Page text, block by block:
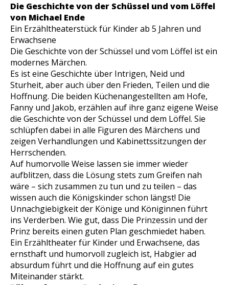
Die Geschichte von der Schüssel und vom Löffel
von Michael Ende
Ein Erzähltheaterstück für Kinder ab 5 Jahren und
Erwachsene
Die Geschichte von der Schüssel und vom Löffel ist ein
modernes Märchen.
Es ist eine Geschichte über Intrigen, Neid und
Sturheit, aber auch über den Frieden, Teilen und die
Hoffnung. Die beiden Küchenangestellten am Hofe,
Fanny und Jakob, erzählen auf ihre ganz eigene Weise
die Geschichte von der Schüssel und dem Löffel. Sie
schlüpfen dabei in alle Figuren des Märchens und
zeigen Verhandlungen und Kabinettssitzungen der
Herrschenden.
Auf humorvolle Weise lassen sie immer wieder
aufblitzen, dass die Lösung stets zum Greifen nah
wäre – sich zusammen zu tun und zu teilen – das
wissen auch die Königskinder schon längst! Die
Unnachgiebigkeit der Könige und Königinnen führt
ins Verderben. Wie gut, dass Die Prinzessin und der
Prinz bereits einen guten Plan geschmiedet haben.
Ein Erzähltheater für Kinder und Erwachsene, das
ernsthaft und humorvoll zugleich ist, Habgier ad
absurdum führt und die Hoffnung auf ein gutes
Miteinander stärkt.